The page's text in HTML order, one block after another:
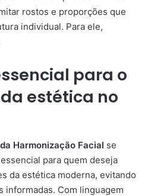
rostos e proporções que
individual. Para ele,
para o
estética no
Harmonização Facial se
para quem deseja
da estética moderna, evitando
informadas. Com linguagem